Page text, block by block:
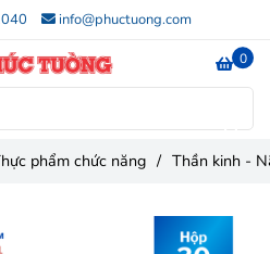
info@phuctuong.com
0
phẩm chức năng / Thần kinh -